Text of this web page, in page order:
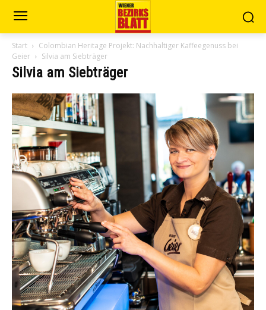
Start
Colombian Heritage Projekt: Nachhaltiger Kaffeegenuss bei
Geier
Silvia am Siebträger
Silvia am Siebträger